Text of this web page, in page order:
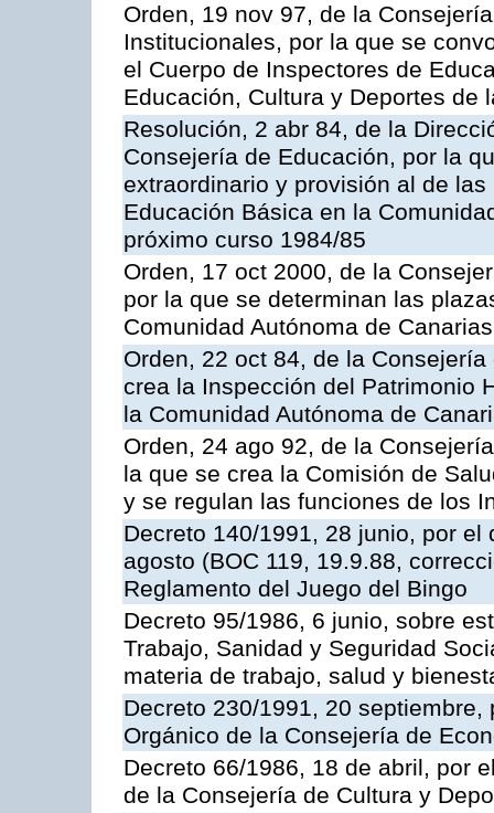
Orden, 19 nov 97, de la
Institucionales, por la que se
el Cuerpo de Inspectores de
Educación, Cultura y Deportes de
Resolución, 2 abr 84, de la
Consejería de Educación, por la
extraordinario y provisión al de
Educación Básica en la
próximo curso 1984/85
Orden, 17 oct 2000, de la
por la que se determinan las
Comunidad Autónoma de Canarias
Orden, 22 oct 84, de la
crea la Inspección del Patrimonio
la Comunidad Autónoma de
Orden, 24 ago 92, de la
la que se crea la Comisión de
y se regulan las funciones de los
Decreto 140/1991, 28 junio, por
agosto (BOC 119, 19.9.88,
Reglamento del Juego del Bingo
Decreto 95/1986, 6 junio, sobre
Trabajo, Sanidad y Seguridad
materia de trabajo, salud y
Decreto 230/1991, 20
Orgánico de la Consejería de
Decreto 66/1986, 18 de abril, por
de la Consejería de Cultura y